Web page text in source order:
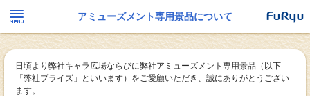
アミューズメント専用景品について
日頃より弊社キャラ広場ならびに弊社アミューズメント専用景品（以下
「弊社プライズ」といいます）をご愛顧いただき、誠にありがとうござい
ます。